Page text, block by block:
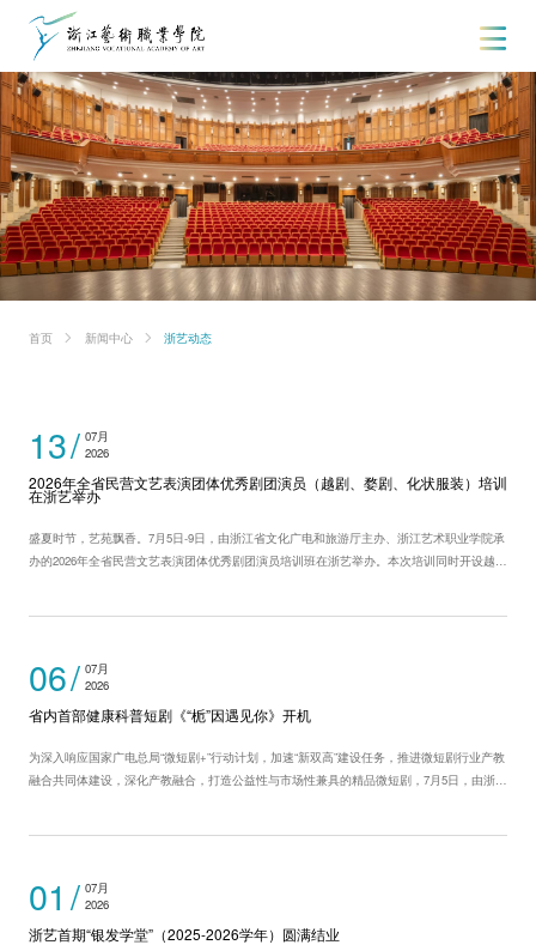
首页 新闻中心 浙艺动态
13
07月
2026
2026年全省民营文艺表演团体优秀剧团演员（越剧、婺剧、化状服装）培训
在浙艺举办
盛夏时节，艺苑飘香。7月5日-9日，由浙江省文化广电和旅游厅主办、浙江艺术职业学院承
办的2026年全省民营文艺表演团体优秀剧团演员培训班在浙艺举办。本次培训同时开设越剧
06
07月
2026
省内首部健康科普短剧《“栀”因遇见你》开机
为深入响应国家广电总局“微短剧+”行动计划，加速“新双高”建设任务，推进微短剧行业产教
融合共同体建设，深化产教融合，打造公益性与市场性兼具的精品微短剧，7月5日，由浙江
01
07月
2026
浙艺首期“银发学堂”（2025-2026学年）圆满结业